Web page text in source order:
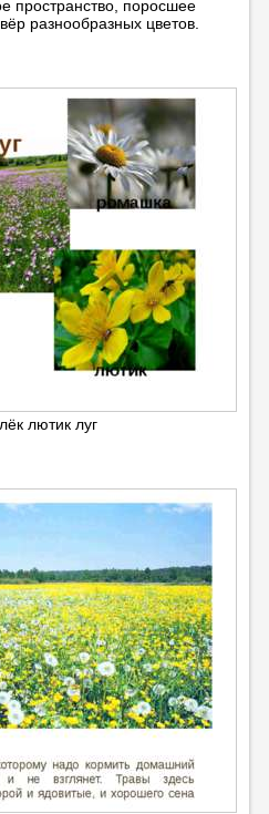
пространство, поросшее
разнообразных цветов.
лютик луг